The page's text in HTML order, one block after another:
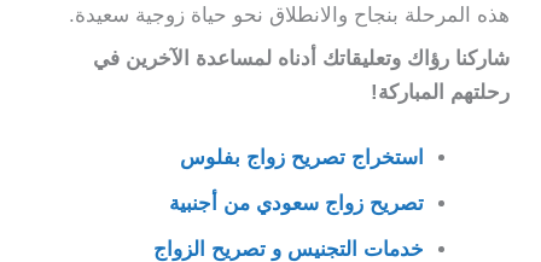
هذه المرحلة بنجاح والانطلاق نحو حياة زوجية سعيدة.
شاركنا رؤاك وتعليقاتك أدناه لمساعدة الآخرين في
رحلتهم المباركة!
استخراج تصريح زواج بفلوس
تصريح زواج سعودي من أجنبية
خدمات التجنيس و تصريح الزواج